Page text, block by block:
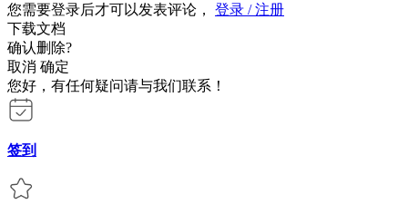
您需要登录后才可以发表评论， 登录 / 注册
下载文档
确认删除?
取消 确定
您好，有任何疑问请与我们联系！
签到